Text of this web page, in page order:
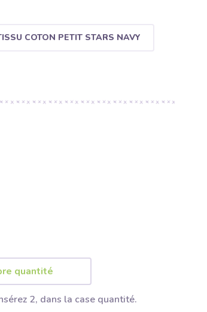
COTON PETIT STARS NAVY
2, dans la case quantité.